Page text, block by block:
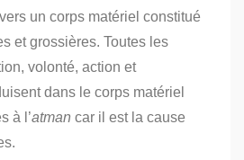
un corps matériel constitué
et grossières. Toutes les
volonté, action et
dans le corps matériel
à l’atman car il est la cause